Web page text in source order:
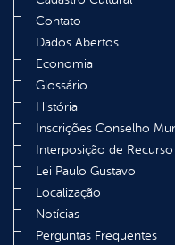
Contato
Dados Abertos
Economia
Glossário
História
Inscrições Conselho
Interposição de
Lei Paulo Gustavo
Localização
Notícias
Perguntas Frequentes